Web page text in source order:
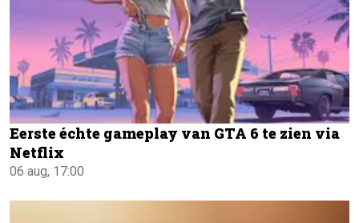
Eerste échte gameplay van GTA 6 te zien via
Netflix
06 aug, 17:00